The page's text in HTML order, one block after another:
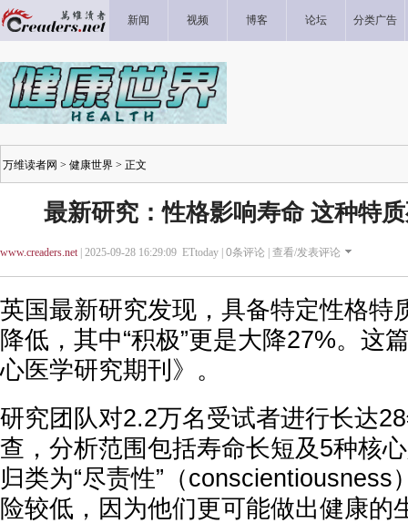
新闻 视频 博客 论坛 分类广告
万维读者网 > 健康世界 > 正文
最新研究：性格影响寿命 这种特
www.creaders.net| 2025-09-28 16:29:09 ETtoday | 0条评论 | 查看/发表评论
英国最新研究发现，具备特定性格特
降低，其中“积极”更是大降27%。这
心医学研究期刊》。
研究团队对2.2万名受试者进行长达
查，分析范围包括寿命长短及5种核
归类为“尽责性”（conscientiousness
险较低，因为他们更可能做出健康的